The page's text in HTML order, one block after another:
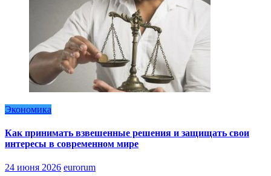
Экономика
Как принимать взвешенные решения и защищать свои
интересы в современном мире
24 июня 2026 eurorum